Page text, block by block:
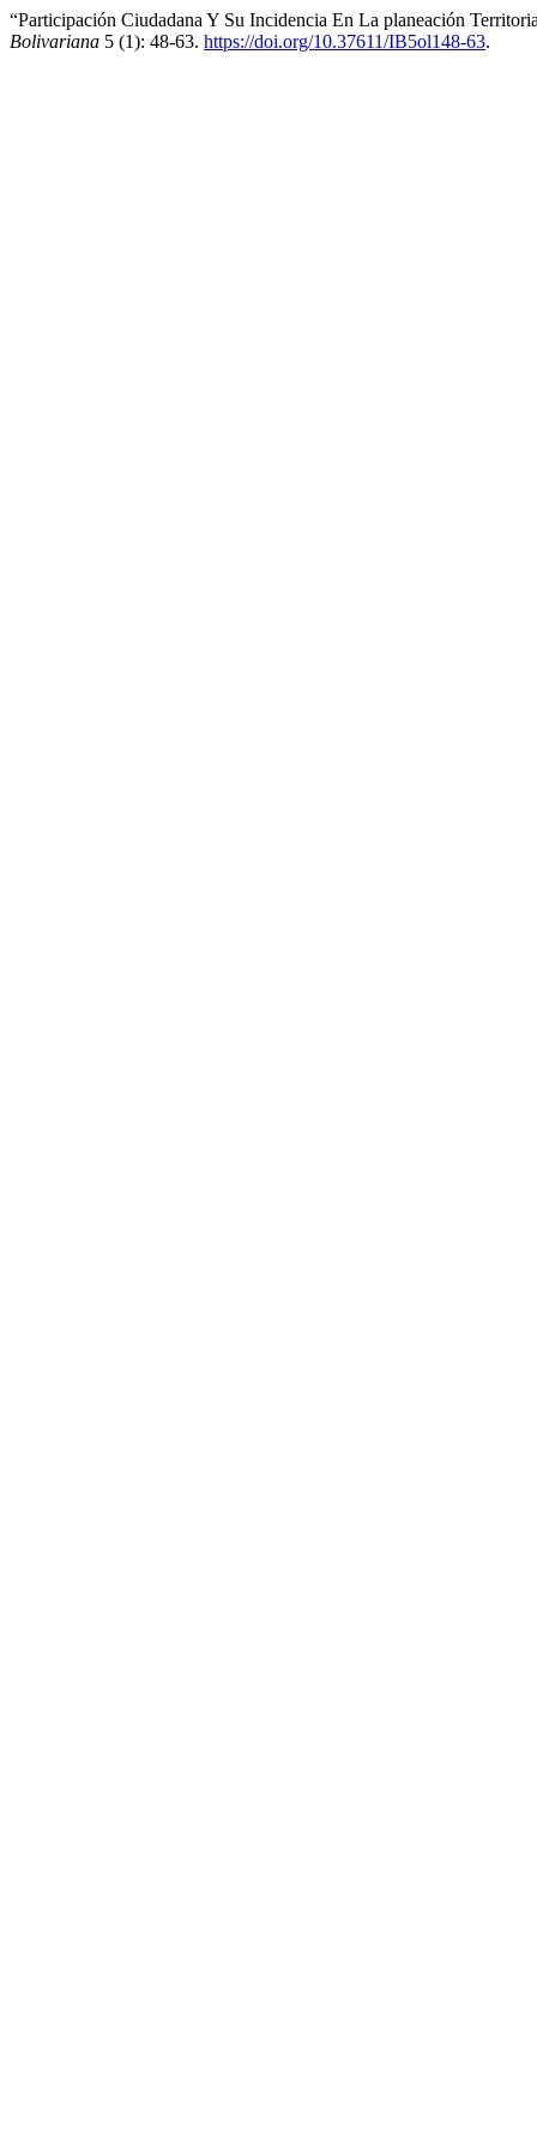
“Participación Ciudadana Y Su Incidencia En La planeación
Bolivariana 5 (1): 48-63. https://doi.org/10.37611/IB5ol148-63.